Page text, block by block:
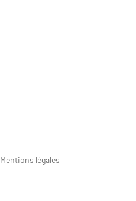
Mentions légales